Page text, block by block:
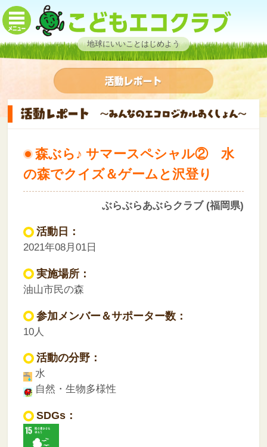
地球にいいことはじめよう
森ぶら♪ サマースペシャル② 水
の森でクイズ＆ゲームと沢登り
ぶらぶらあぶらクラブ (福岡県)
活動日：
2021年08月01日
実施場所：
油山市民の森
参加メンバー＆サポーター数：
10人
活動の分野：
水
自然・生物多様性
SDGs：